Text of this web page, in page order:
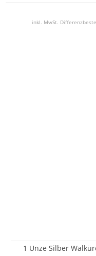
inkl. MwSt.
1 Unze Silber